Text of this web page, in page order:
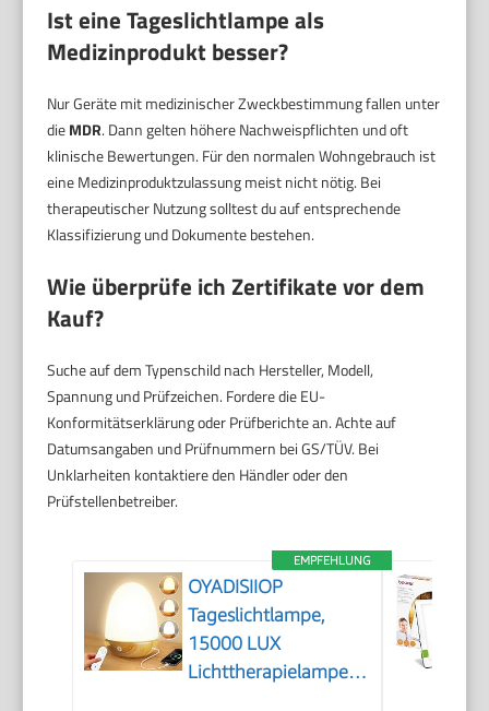
Ist eine Tageslichtlampe als
Medizinprodukt besser?
Nur Geräte mit medizinischer Zweckbestimmung fallen unter
dieMDR. Dann gelten höhere Nachweispflichten und oft
klinische Bewertungen. Für den normalen Wohngebrauch ist
eine Medizinproduktzulassung meist nicht nötig. Bei
therapeutischer Nutzung solltest du auf entsprechende
Klassifizierung und Dokumente bestehen.
Wie überprüfe ich Zertifikate vor dem
Kauf?
Suche auf dem Typenschild nach Hersteller, Modell,
Spannung und Prüfzeichen. Fordere die EU-
Konformitätserklärung oder Prüfberichte an. Achte auf
Datumsangaben und Prüfnummern bei GS/TÜV. Bei
Unklarheiten kontaktiere den Händler oder den
Prüfstellenbetreiber.
EMPFEHLUNG
OYADISIIOP
Tageslichtlampe,
15000 LUX
Lichttherapielampe